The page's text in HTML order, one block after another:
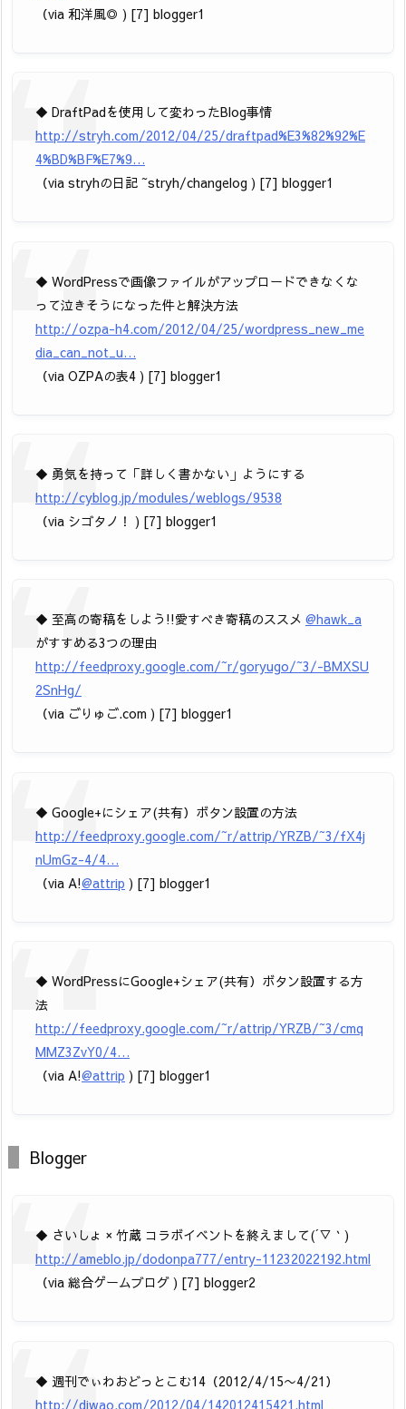
（via 和洋風◎ ) [7] blogger1
◆ DraftPadを使用して変わったBlog事情
http://stryh.com/2012/04/25/draftpad%E3%82%92%E
4%BD%BF%E7%9…
（via stryhの日記 ~stryh/changelog ) [7] blogger1
◆ WordPressで画像ファイルがアップロードできなくな
って泣きそうになった件と解決方法
http://ozpa-h4.com/2012/04/25/wordpress_new_me
dia_can_not_u…
（via OZPAの表4 ) [7] blogger1
◆ 勇気を持って「詳しく書かない」ようにする
http://cyblog.jp/modules/weblogs/9538
（via シゴタノ！ ) [7] blogger1
◆ 至高の寄稿をしよう!!愛すべき寄稿のススメ @hawk_a
がすすめる3つの理由
http://feedproxy.google.com/~r/goryugo/~3/-BMXSU
2SnHg/
（via ごりゅご.com ) [7] blogger1
◆ Google+にシェア(共有）ボタン設置の方法
http://feedproxy.google.com/~r/attrip/YRZB/~3/fX4j
nUmGz-4/4…
（via A!@attrip ) [7] blogger1
◆ WordPressにGoogle+シェア(共有）ボタン設置する方
法
http://feedproxy.google.com/~r/attrip/YRZB/~3/cmq
MMZ3ZvY0/4…
（via A!@attrip ) [7] blogger1
Blogger
◆ さいしょ × 竹蔵 コラボイベントを終えまして(´▽｀)
http://ameblo.jp/dodonpa777/entry-11232022192.html
（via 総合ゲームブログ ) [7] blogger2
◆ 週刊でぃわおどっとこむ14（2012/4/15〜4/21）
http://diwao.com/2012/04/142012415421.html